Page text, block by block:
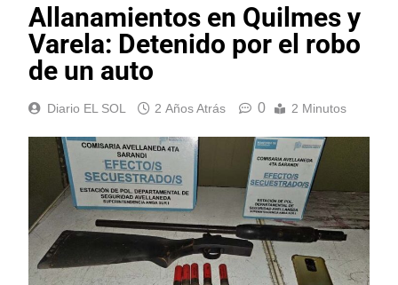
Allanamientos en Quilmes y
Varela: Detenido por el robo
de un auto
Diario EL SOL 2 Años Atrás 0 2 Minutos